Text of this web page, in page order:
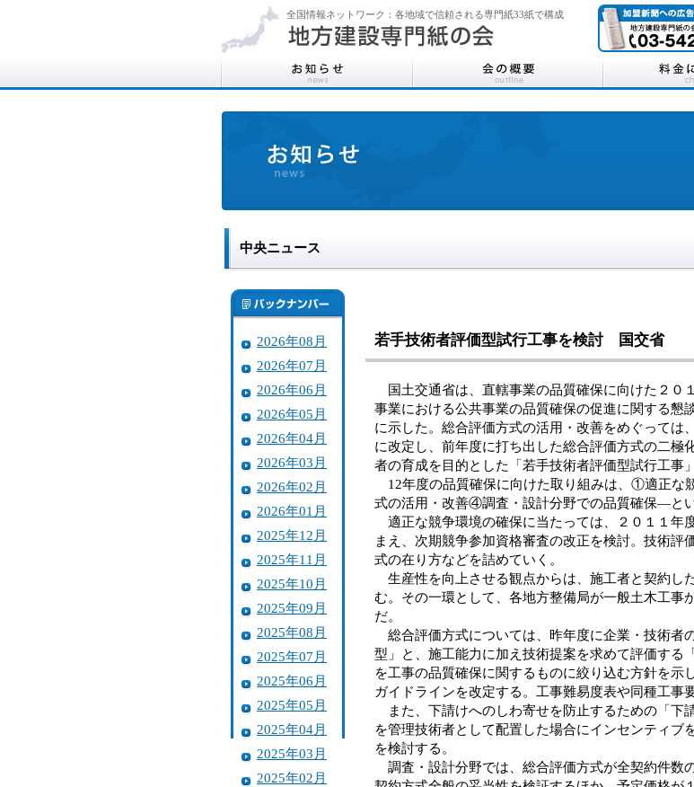
全国情報ネットワーク：各地域で信頼される専門紙33紙で構成
中央ニュース
2026年08月
2026年07月
2026年06月
2026年05月
2026年04月
2026年03月
2026年02月
2026年01月
2025年12月
2025年11月
2025年10月
2025年09月
2025年08月
2025年07月
2025年06月
2025年05月
2025年04月
2025年03月
2025年02月
若手技術者評価型試行工事を検討 国交省
国土交通省は、直轄事業の品質確保に向けた２０
事業における公共事業の品質確保の促進に関する懇
に示した。総合評価方式の活用・改善をめぐっては
に改定し、前年度に打ち出した総合評価方式の二極
者の育成を目的とした「若手技術者評価型試行工事
12年度の品質確保に向けた取り組みは、①適正
式の活用・改善④調査・設計分野での品質確保―と
適正な競争環境の確保に当たっては、２０１１年
まえ、次期競争参加資格審査の改正を検討。技術
式の在り方などを詰めていく。
生産性を向上させる観点からは、施工者と契約し
む。その一環として、各地方整備局が一般土木工事
だ。
総合評価方式については、昨年度に企業・技術者
型」と、施工能力に加え技術提案を求めて評価する
を工事の品質確保に関するものに絞り込む方針を示
ガイドラインを改定する。工事難易度表や同種工事
また、下請けへのしわ寄せを防止するための「下
を管理技術者として配置した場合にインセンティブ
を検討する。
調査・設計分野では、総合評価方式が全契約件数